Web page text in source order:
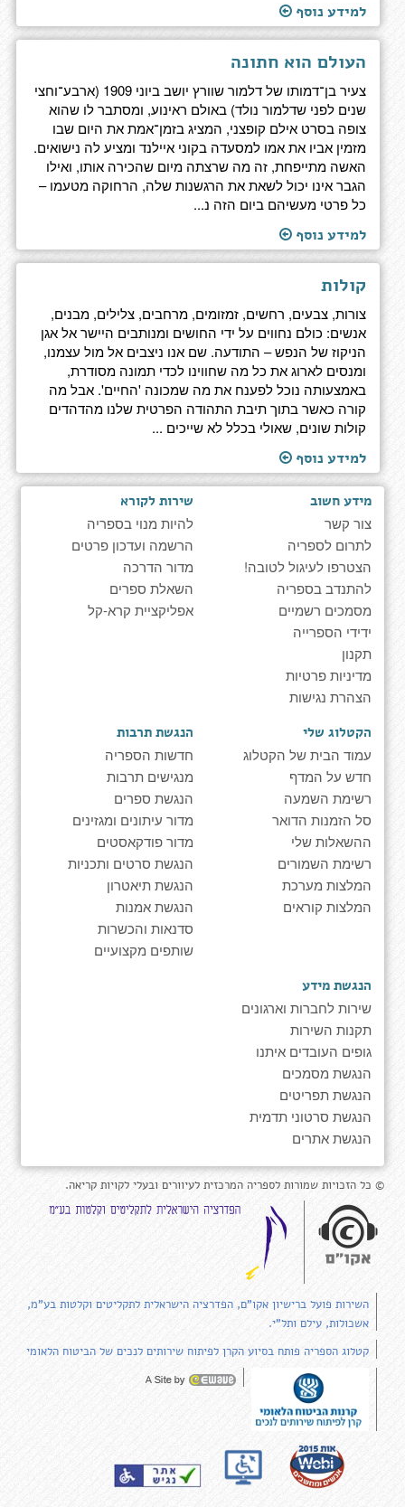
למידע נוסף
העולם הוא חתונה
צעיר בן־דמותו של דלמור שוורץ יושב ביוני 1909 (ארבע־וחצי
שנים לפני שדלמור נולד) באולם ראינוע, ומסתבר לו שהוא
צופה בסרט אילם קופצני, המציג בזמן־אמת את היום שבו
מזמין אביו את אמו למסעדה בקוני איילנד ומציע לה נישואים.
האשה מתייפחת, זה מה שרצתה מיום שהכירה אותו, ואילו
הגבר אינו יכול לשאת את הרגשנות שלה, הרחוקה מטעמו –
כל פרטי מעשיהם ביום הזה נ...
למידע נוסף
קולות
צורות, צבעים, רחשים, זמזומים, מרחבים, צלילים, מבנים,
אנשים: כולם נחווים על ידי החושים ומנותבים היישר אל אגן
הניקוז של הנפש – התודעה. שם אנו ניצבים אל מול עצמנו,
ומנסים לארוג את כל מה שחווינו לכדי תמונה מסודרת,
באמצעותה נוכל לפענח את מה שמכונה 'החיים'. אבל מה
קורה כאשר בתוך תיבת התהודה הפרטית שלנו מהדהדים
קולות שונים, שאולי בכלל לא שייכים ...
למידע נוסף
מידע חשוב
צור קשר
לתרום לספריה
הצטרפו לעיגול לטובה!
להתנדב בספריה
מסמכים רשמיים
ידידי הספרייה
תקנון
מדיניות פרטיות
הצהרת נגישות
שירות לקורא
להיות מנוי בספריה
הרשמה ועדכון פרטים
מדור הדרכה
השאלת ספרים
אפליקציית קרא-קל
הקטלוג שלי
עמוד הבית של הקטלוג
חדש על המדף
רשימת השמעה
סל הזמנות הדואר
ההשאלות שלי
רשימת השמורים
המלצות מערכת
המלצות קוראים
הנגשת תרבות
חדשות הספריה
מנגישים תרבות
הנגשת ספרים
מדור עיתונים ומגזינים
מדור פודקאסטים
הנגשת סרטים ותכניות
הנגשת תיאטרון
הנגשת אמנות
סדנאות והכשרות
שותפים מקצועיים
הנגשת מידע
שירות לחברות וארגונים
תקנות השירות
גופים העובדים איתנו
הנגשת מסמכים
הנגשת תפריטים
הנגשת סרטוני תדמית
הנגשת אתרים
© כל הזכויות שמורות לספריה המרכזית לעיוורים ובעלי לקויות קריאה.
השירות פועל ברישיון אקו"ם, הפדרציה הישראלית לתקליטים וקלטות בע"מ,
אשכולות, עילם ותל"י.
קטלוג הספריה פותח בסיוע הקרן לפיתוח שירותים לנכים של הביטוח הלאומי